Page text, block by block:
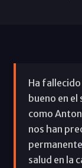
Ha
bueno en
como
nos han
salud en la